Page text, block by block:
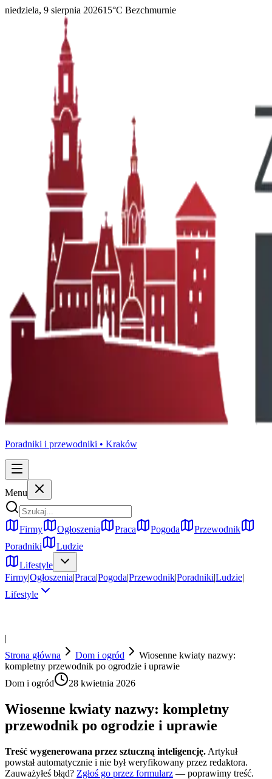
niedziela, 9 sierpnia 202615°C Bezchmurnie
Poradniki i przewodniki • Kraków
Menu
Firmy Ogłoszenia Praca Pogoda
Przewodnik
Poradniki
Ludzie
Lifestyle
Firmy|Ogłoszenia|Praca|Pogoda|Przewodnik|Poradniki|Ludzie|
Lifestyle
|
Strona główna
Dom i ogród
Wiosenne kwiaty nazwy:
kompletny przewodnik po ogrodzie i uprawie
Dom i ogród
28 kwietnia 2026
Wiosenne kwiaty nazwy: kompletny
przewodnik po ogrodzie i uprawie
Treść wygenerowana przez sztuczną inteligencję. Artykuł
powstał automatycznie i nie był weryfikowany przez redaktora.
Zauważyłeś błąd? Zgłoś go przez formularz — poprawimy treść.